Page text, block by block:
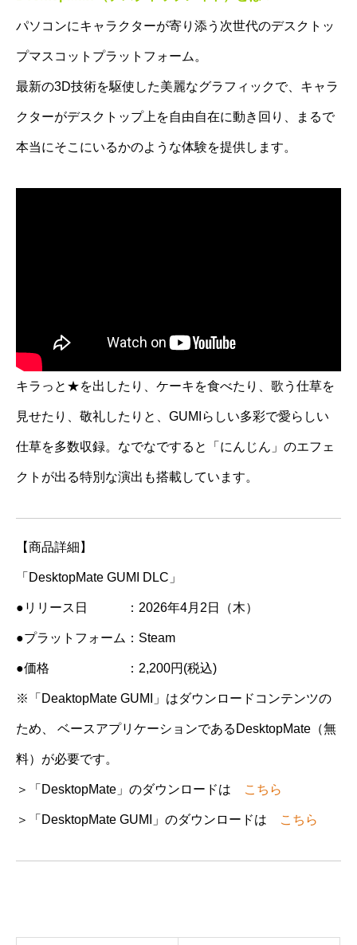
パソコンにキャラクターが寄り添う次世代のデスクトッ
プマスコットプラットフォーム。
最新の3D技術を駆使した美麗なグラフィックで、キャラ
クターがデスクトップ上を自由自在に動き回り、まるで
本当にそこにいるかのような体験を提供します。
キラっと★を出したり、ケーキを食べたり、歌う仕草を
見せたり、敬礼したりと、GUMIらしい多彩で愛らしい
仕草を多数収録。なでなですると「にんじん」のエフェ
クトが出る特別な演出も搭載しています。
【商品詳細】
「DesktopMate GUMI DLC」
●リリース日 ：2026年4月2日（木）
●プラットフォーム：Steam
●価格 ：2,200円(税込)
※「DeaktopMate GUMI」はダウンロードコンテンツの
ため、 ベースアプリケーションであるDesktopMate（無
料）が必要です。
＞「DesktopMate」のダウンロードは こちら
＞「DesktopMate GUMI」のダウンロードは こちら